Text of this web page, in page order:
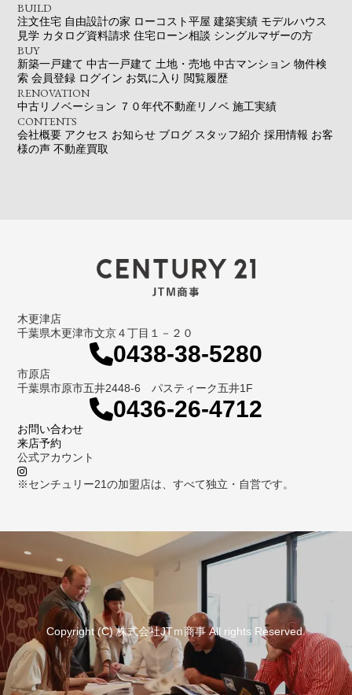
BUILD
注文住宅 自由設計の家 ローコスト平屋 建築実績 モデルハウス
見学 カタログ資料請求 住宅ローン相談 シングルマザーの方
BUY
新築一戸建て 中古一戸建て 土地・売地 中古マンション 物件検
索 会員登録 ログイン お気に入り 閲覧履歴
RENOVATION
中古リノベーション ７０年代不動産リノベ 施工実績
CONTENTS
会社概要 アクセス お知らせ ブログ スタッフ紹介 採用情報 お客
様の声 不動産買取
木更津店
千葉県木更津市文京４丁目１－２０
0438-38-5280
市原店
千葉県市原市五井2448-6 パスティーク五井1F
0436-26-4712
お問い合わせ
来店予約
公式アカウント
※センチュリー21の加盟店は、すべて独立・自営です。
Copyright (C) 株式会社JTｍ商事 All rights Reserved.